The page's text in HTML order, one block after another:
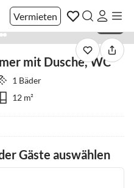
Vermieten
mit Dusche, WC
1 Bäder
12 m²
Gäste auswählen